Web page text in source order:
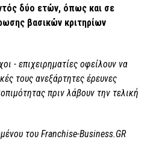
δύο ετών, όπως και σε
βασικών κριτηρίων
- επιχειρηματίες οφείλουν να
τους ανεξάρτητες έρευνες
πριν λάβουν την τελική
του Franchise-Business.GR